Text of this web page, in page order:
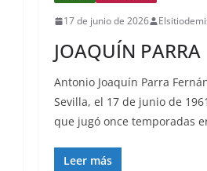
17 de junio de 2026
JOAQUÍN PARRA
Antonio Joaquín Parra
Sevilla, el 17 de junio de
que jugó once temporadas
Leer más